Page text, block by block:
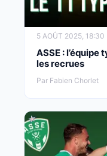
5 AOÛT 2025, 18:30
ASSE :
les recrues
Par Fabien Chorlet